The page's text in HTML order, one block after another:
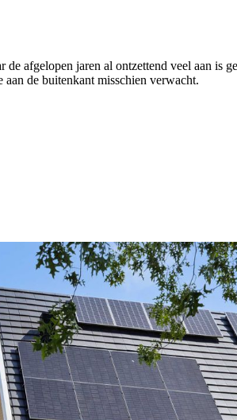
afgelopen jaren al ontzettend veel aan is
de buitenkant misschien verwacht.